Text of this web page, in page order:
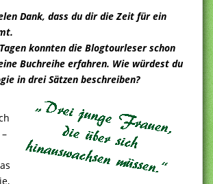
Dank, dass du dir die Zeit für ein
konnten die Blogtourleser schon
Buchreihe erfahren. Wie würdest du
in drei Sätzen beschreiben?